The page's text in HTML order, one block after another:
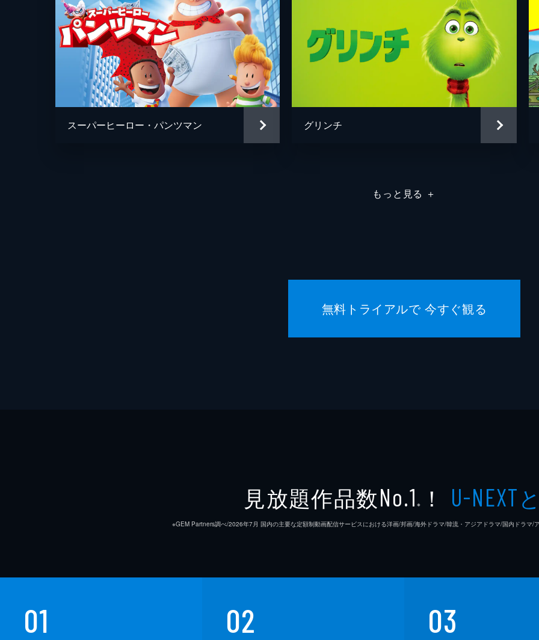
チャ
監督 アー
マイ
ブライ
スーパーヒーロー・パンツマン グリンチ
もっと見る ＋
無料トライアルで 今すぐ観る
見放題作品数No.1 ※ ！ U-NEXT
※GEM Partners調べ/2026年7⽉ 国内の主要な定額制動画配信サービスにおける洋画/邦画/海外ドラマ/韓流・アジアドラマ/国内ドラマ/
01 02 03